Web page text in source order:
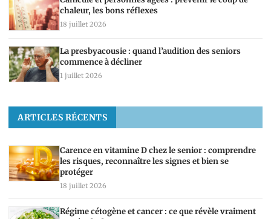
chaleur, les bons réflexes
18 juillet 2026
La presbyacousie : quand l’audition des seniors
commence à décliner
1 juillet 2026
ARTICLES RÉCENTS
Carence en vitamine D chez le senior : comprendre
les risques, reconnaître les signes et bien se
protéger
18 juillet 2026
Régime cétogène et cancer : ce que révèle vraiment